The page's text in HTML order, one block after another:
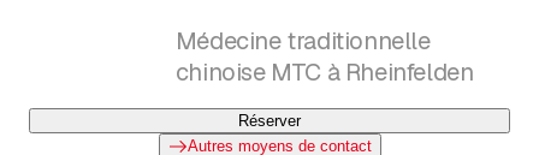
Médecine traditionnelle
chinoise MTC à Rheinfelden
Réserver
Autres moyens de contact